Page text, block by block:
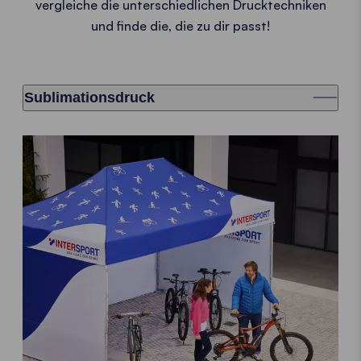
vergleiche die unterschiedlichen Drucktechniken
und finde die, die zu dir passt!
Sublimationsdruck